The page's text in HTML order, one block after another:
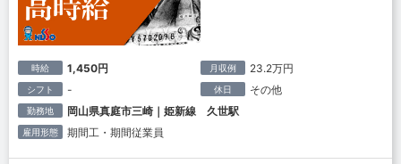
時給 1,450円 月収例 23.2万円
シフト - 休日 その他
勤務地 岡山県真庭市三崎｜姫新線 久世駅
雇用形態 期間工・期間従業員